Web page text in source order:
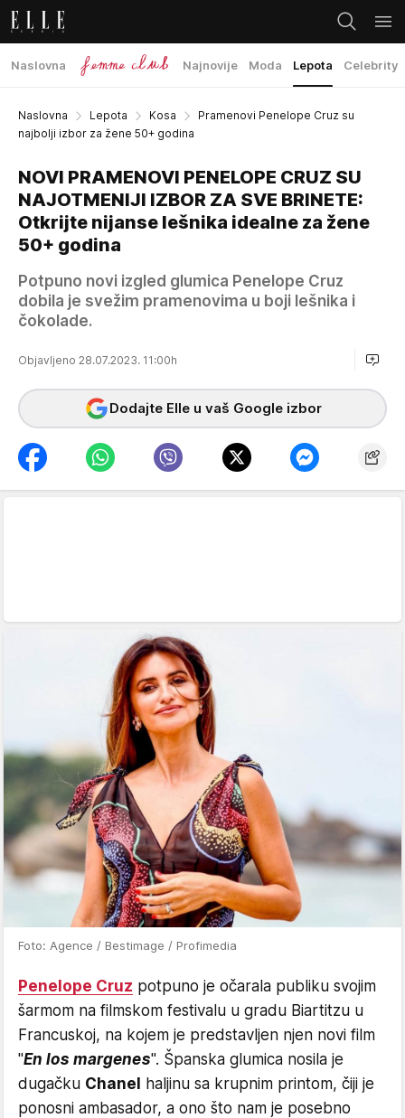
Naslovna Najnovije Moda Lepota Celebrity
Naslovna Lepota Kosa
Pramenovi Penelope Cruz su
najbolji izbor za žene 50+ godina
NOVI PRAMENOVI PENELOPE CRUZ SU
NAJOTMENIJI IZBOR ZA SVE BRINETE:
Otkrijte nijanse lešnika idealne za žene
50+ godina
Potpuno novi izgled glumica Penelope Cruz
dobila je svežim pramenovima u boji lešnika i
čokolade.
Objavljeno 28.07.2023. 11:00h
Dodajte Elle u vaš Google izbor
Foto: Agence / Bestimage / Profimedia
Penelope Cruz potpuno je očarala publiku svojim
šarmom na filmskom festivalu u gradu Biartitzu u
Francuskoj, na kojem je predstavljen njen novi film
"En los margenes". Španska glumica nosila je
dugačku Chanel haljinu sa krupnim printom, čiji je
ponosni ambasador, a ono što nam je posebno